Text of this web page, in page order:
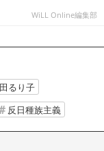
WiLL Online編集部
るり子
反日種族主義